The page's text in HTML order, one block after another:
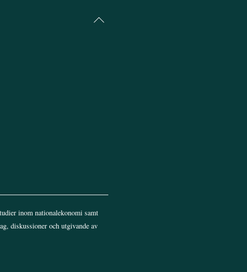
Back
inom nationalekonomi samt
diskussioner och utgivande av